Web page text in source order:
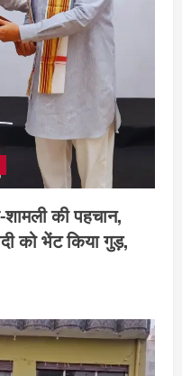
की पहचान,
को भेंट किया गुड़,